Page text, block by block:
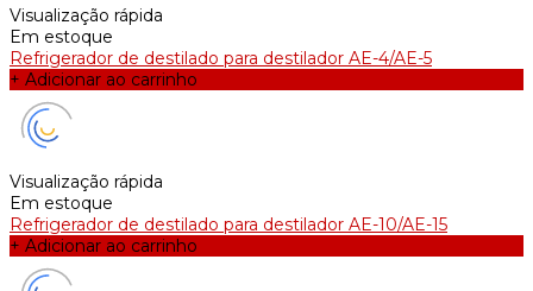
Visualização rápida
Em estoque
Refrigerador de destilado para destilador AE-4/AE-5
+ Adicionar ao carrinho
Visualização rápida
Em estoque
Refrigerador de destilado para destilador AE-10/AE-15
+ Adicionar ao carrinho